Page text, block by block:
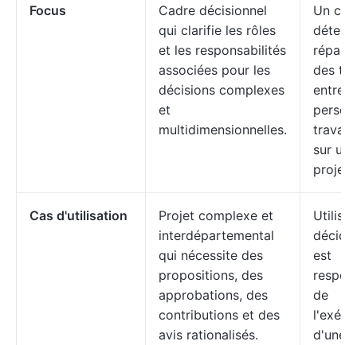
Focus
Cadre décisionnel
qui clarifie les rôles
et les responsabilités
associées pour les
décisions complexes
et
multidimensionnelles.
Un
des
entre
sur un
projet.
Cas d'utilisation
Projet complexe et
interdépartemental
qui nécessite des
propositions, des
approbations, des
contributions et des
avis rationalisés.
Utilisé
est
de
d'une